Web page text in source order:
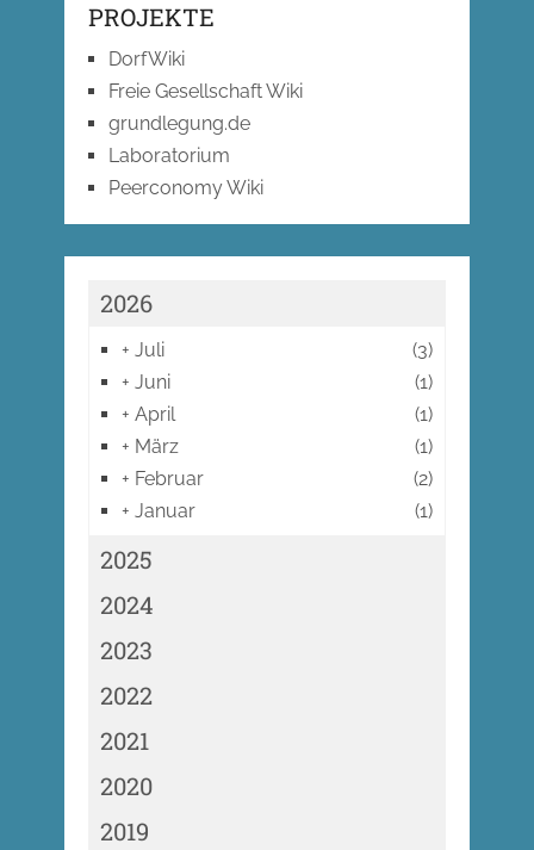
PROJEKTE
DorfWiki
Freie Gesellschaft Wiki
grundlegung.de
Laboratorium
Peerconomy Wiki
2026
+ Juli
(3)
+ Juni
(1)
+ April
(1)
+ März
(1)
+ Februar
(2)
+ Januar (1)
2025
2024
2023
2022
2021
2020
2019